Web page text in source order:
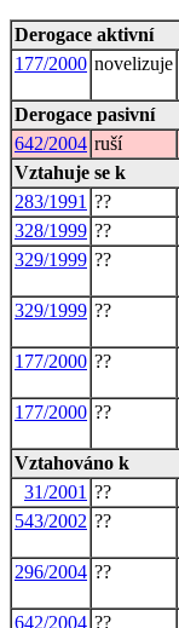
Derogace aktivní
177/2000 novelizuje
Derogace pasivní
642/2004 ruší
Vztahuje se k
283/1991 ??
328/1999 ??
329/1999 ??
329/1999 ??
177/2000 ??
177/2000 ??
Vztahováno k
31/2001 ??
543/2002 ??
296/2004 ??
642/2004 ??